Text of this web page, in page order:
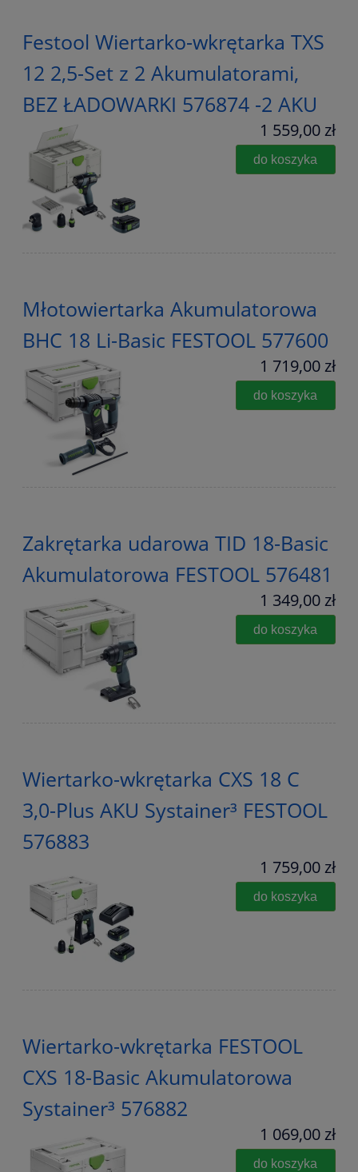
Festool Wiertarko-wkrętarka TXS
12 2,5-Set z 2 Akumulatorami,
BEZ ŁADOWARKI 576874 -2 AKU
1 559,00 zł
do koszyka
Młotowiertarka Akumulatorowa
BHC 18 Li-Basic FESTOOL 577600
1 719,00 zł
do koszyka
Zakrętarka udarowa TID 18-Basic
Akumulatorowa FESTOOL 576481
1 349,00 zł
do koszyka
Wiertarko-wkrętarka CXS 18 C
3,0-Plus AKU Systainer³ FESTOOL
576883
1 759,00 zł
do koszyka
Wiertarko-wkrętarka FESTOOL
CXS 18-Basic Akumulatorowa
Systainer³ 576882
1 069,00 zł
do koszyka